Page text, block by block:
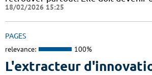
18/02/2026 15:25
PAGES
relevance: 100%
L'extracteur